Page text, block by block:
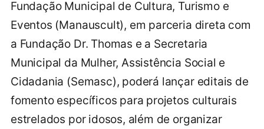
Fundação Municipal de Cultura, Turismo e
Eventos (Manauscult), em parceria direta com
a Fundação Dr. Thomas e a Secretaria
Municipal da Mulher, Assistência Social e
Cidadania (Semasc), poderá lançar editais de
fomento específicos para projetos culturais
estrelados por idosos, além de organizar